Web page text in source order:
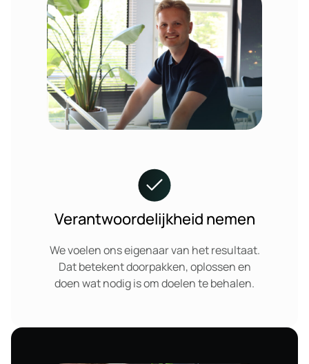
Verantwoordelijkheid nemen
We voelen ons eigenaar van het resultaat.
Dat betekent doorpakken, oplossen en
doen wat nodig is om doelen te behalen.